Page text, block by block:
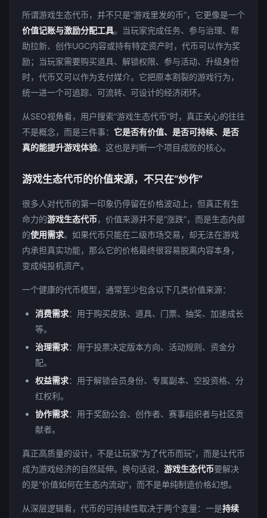
所谓游戏生态代币，并不只是“游戏里发的币”，它更像是一个
价值记账与激励分配工具。当玩家完成任务、参与治理、帮
助拉新、创作UGC内容或持有特定资产时，代币可以作为奖
励；当玩家需要购买道具、解锁权限、参与活动、升级身份
时，代币又可以作为支付媒介。它把原本割裂的游戏行为，
统一进一个可追踪、可流转、可设计的经济闭环。
从SEO视角看，用户搜索“游戏生态代币”时，真正关心的往往
不是概念，而是三件事： 它是否有价值、是否可持续、是否
真的能提升游戏体验。这也是判断一个项目成败的核心。
游戏生态代币的价值来源，不只在“炒作”
很多人对代币的第一印象仍停留在价格波动上，但真正有生
命力的游戏生态代币，价值来源并不是“涨跌”，而是生态内部
的使用需求。如果代币只能在二级市场交易，却无法在游戏
内承担真实功能，那么它的价格最终很容易脱离内容本身，
变成纯投机资产。
一个健康的代币模型，通常至少包含以下几类价值来源：
消费需求：用于购买皮肤、道具、门票、抽奖、加速成长
等。
治理需求：用于投票决定版本方向、活动规则、资金分
配。
权益需求：用于解锁会员身份、专属副本、空投资格、分
红权利。
协作需求：用于奖励公会、创作者、赛事组织者与社区贡
献者。
真正高质量的设计，不是让玩家“为了代币而玩”，而是让代币
成为游戏经济的自然延伸。换句话说， 游戏生态代币要解决
的是“价值如何在生态内流动”，而不是单纯制造价格幻想。
从深层逻辑看，代币的可持续性取决于两个变量：一是持续